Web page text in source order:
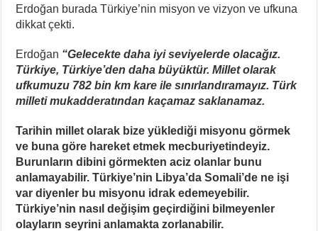
Erdoğan burada Türkiye’nin misyon ve vizyon ve ufkuna
dikkat çekti.
Erdoğan “Gelecekte daha iyi seviyelerde olacağız.
Türkiye, Türkiye’den daha büyüktür. Millet olarak
ufkumuzu 782 bin km kare ile sınırlandıramayız. Türk
milleti mukadderatından kaçamaz saklanamaz.
Tarihin millet olarak bize yüklediği misyonu görmek
ve buna göre hareket etmek mecburiyetindeyiz.
Burunların dibini görmekten aciz olanlar bunu
anlamayabilir. Türkiye’nin Libya’da Somali’de ne işi
var diyenler bu misyonu idrak edemeyebilir.
Türkiye’nin nasıl değişim geçirdiğini bilmeyenler
olayların seyrini anlamakta zorlanabilir.